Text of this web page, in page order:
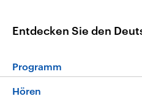
Entdecken Sie den
Programm
Hören